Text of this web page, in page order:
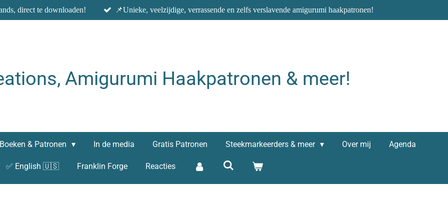
direct te downloaden! 📌Unieke, veelzijdige, verrassende en zelfs verslavende amigurumi haakpatronen!
Amigurumi Haakpatronen & meer!
Boeken & Patronen In de media Gratis Patronen Steekmarkeerders & meer Over mij Agenda
✅ English 🇺🇸 Franklin Forge Reacties